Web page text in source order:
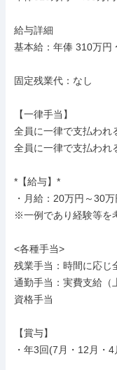
給与詳細
基本給：年俸 310万円
固定残業代：なし
【一律手当】
全員に一律で支払われ
全員に一律で支払われ
*【給与】*
・月給：20万円～30万
※一例であり経験等を
<各種手当>
残業手当：時間に応じ
通勤手当：実費支給（
資格手当
【賞与】
・年3回(7月・12月・4